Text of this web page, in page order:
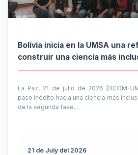
Bolivia inicia en la UMSA una
construir una ciencia más
La Paz, 21 de julio de 2026 (DCOM-
paso inédito hacia una ciencia más
de la segunda fase...
21 de July del 2026